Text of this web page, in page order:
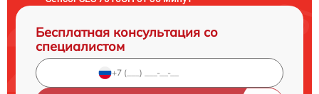
Бесплатная консультация со
специалистом